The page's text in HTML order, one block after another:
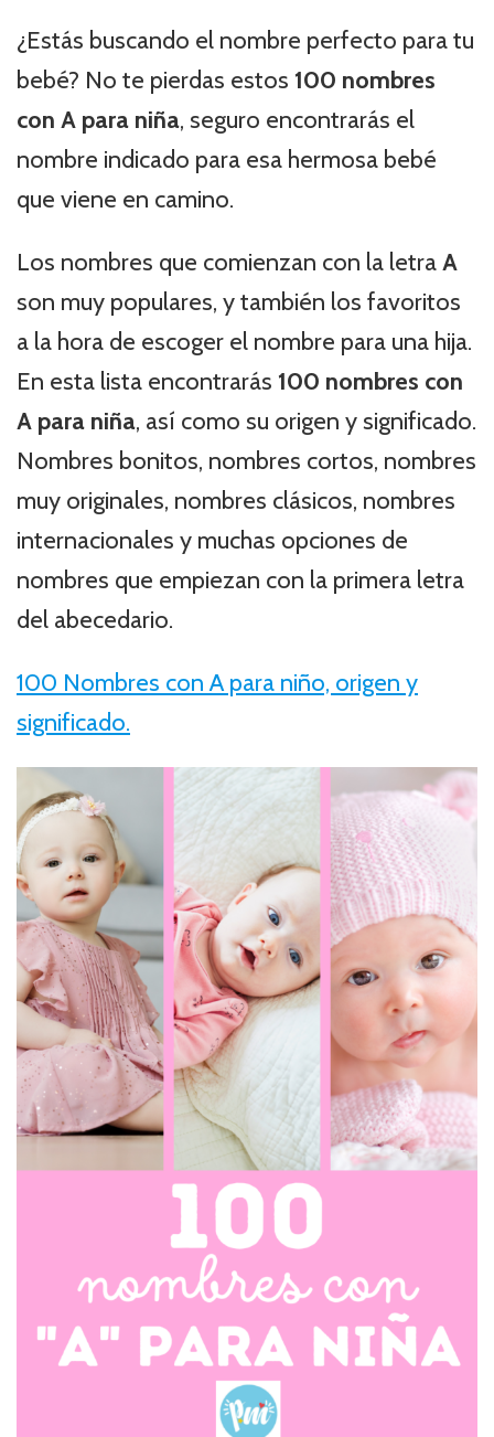
¿Estás buscando el nombre perfecto para tu
bebé? No te pierdas estos 100 nombres
con A para niña, seguro encontrarás el
nombre indicado para esa hermosa bebé
que viene en camino.
Los nombres que comienzan con la letraA
son muy populares, y también los favoritos
a la hora de escoger el nombre para una hija.
En esta lista encontrarás 100 nombres con
A para niña, así como su origen y significado.
Nombres bonitos, nombres cortos, nombres
muy originales, nombres clásicos, nombres
internacionales y muchas opciones de
nombres que empiezan con la primera letra
del abecedario.
100 Nombres con A para niño, origen y
significado.